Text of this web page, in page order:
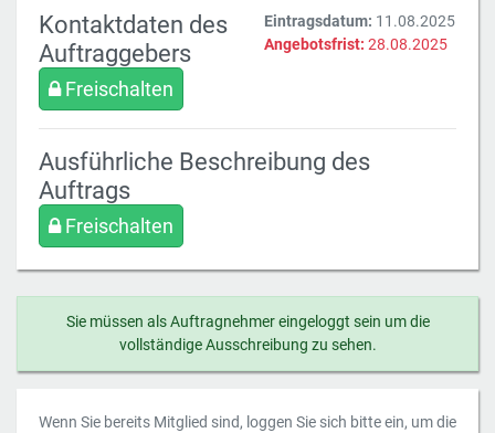
Kontaktdaten des
Auftraggebers
Freischalten
Eintragsdatum: 11.08.2025
Angebotsfrist: 28.08.2025
Ausführliche Beschreibung des
Auftrags
Freischalten
Sie müssen als Auftragnehmer eingeloggt sein um die
vollständige Ausschreibung zu sehen.
Wenn Sie bereits Mitglied sind, loggen Sie sich bitte ein, um die